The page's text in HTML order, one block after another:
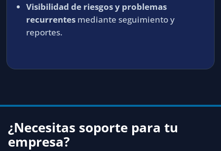
Visibilidad de riesgos y problemas
recurrentes mediante seguimiento y
reportes.
¿Necesitas soporte para tu
empresa?